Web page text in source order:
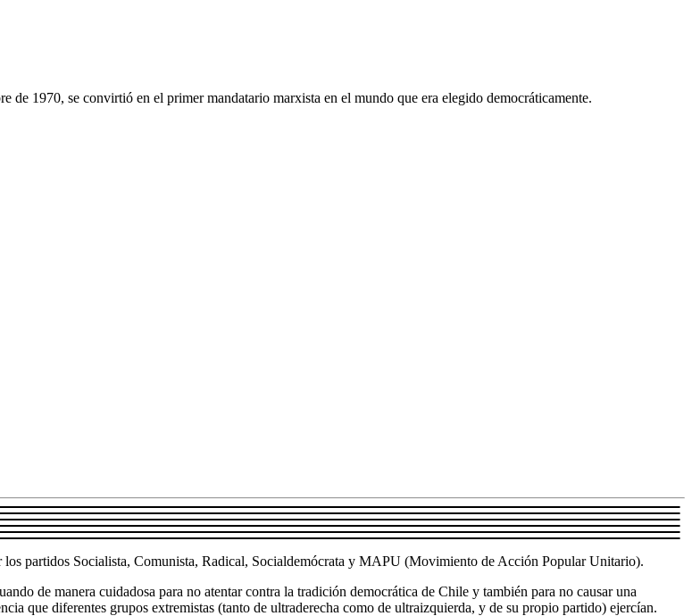
1970, se convirtió en el primer mandatario marxista en el mundo que era elegido democráticamente.
partidos Socialista, Comunista, Radical, Socialdemócrata y MAPU (Movimiento de Acción Popular Unitario).
de manera cuidadosa para no atentar contra la tradición democrática de Chile y también para no causar una
que diferentes grupos extremistas (tanto de ultraderecha como de ultraizquierda, y de su propio partido) ejercían.